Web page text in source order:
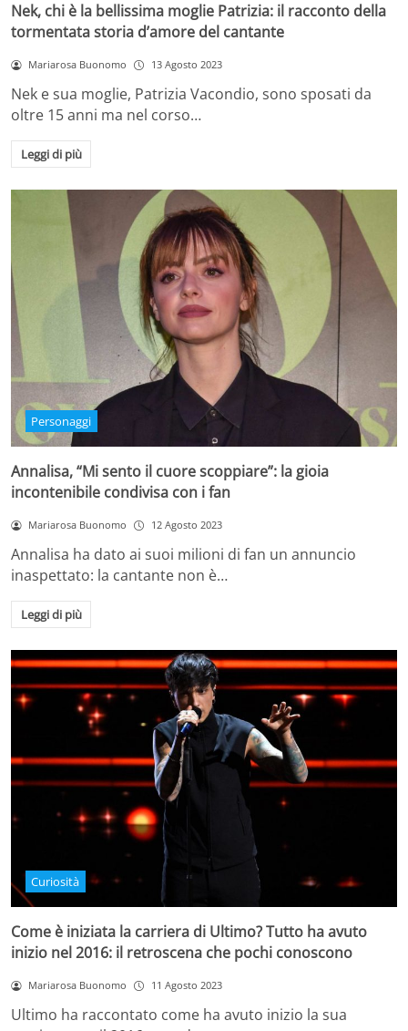
Nek, chi è la bellissima moglie Patrizia: il racconto della
tormentata storia d’amore del cantante
Mariarosa Buonomo 13 Agosto 2023
Nek e sua moglie, Patrizia Vacondio, sono sposati da
oltre 15 anni ma nel corso…
Leggi di più
Personaggi
Annalisa, “Mi sento il cuore scoppiare”: la gioia
incontenibile condivisa con i fan
Mariarosa Buonomo 12 Agosto 2023
Annalisa ha dato ai suoi milioni di fan un annuncio
inaspettato: la cantante non è…
Leggi di più
Curiosità
Come è iniziata la carriera di Ultimo? Tutto ha avuto
inizio nel 2016: il retroscena che pochi conoscono
Mariarosa Buonomo 11 Agosto 2023
Ultimo ha raccontato come ha avuto inizio la sua